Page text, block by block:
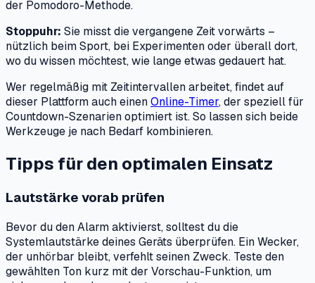
der Pomodoro-Methode.
Stoppuhr: Sie misst die vergangene Zeit vorwärts –
nützlich beim Sport, bei Experimenten oder überall dort,
wo du wissen möchtest, wie lange etwas gedauert hat.
Wer regelmäßig mit Zeitintervallen arbeitet, findet auf
dieser Plattform auch einenOnline-Timer, der speziell für
Countdown-Szenarien optimiert ist. So lassen sich beide
Werkzeuge je nach Bedarf kombinieren.
Tipps für den optimalen Einsatz
Lautstärke vorab prüfen
Bevor du den Alarm aktivierst, solltest du die
Systemlautstärke deines Geräts überprüfen. Ein Wecker,
der unhörbar bleibt, verfehlt seinen Zweck. Teste den
gewählten Ton kurz mit der Vorschau-Funktion, um